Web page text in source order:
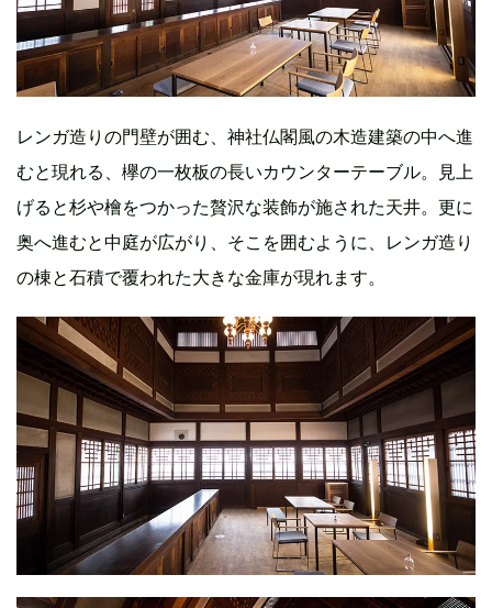
レンガ造りの門壁が囲む、神社仏閣風の木造建築の中へ進
むと現れる、欅の一枚板の長いカウンターテーブル。見上
げると杉や檜をつかった贅沢な装飾が施された天井。更に
奥へ進むと中庭が広がり、そこを囲むように、レンガ造り
の棟と石積で覆われた大きな金庫が現れます。